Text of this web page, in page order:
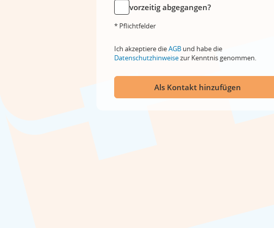
vorzeitig abgegangen?
* Pflichtfelder
Ich akzeptiere dieAGB und habe die
Datenschutzhinweisezur Kenntnis genommen.
Als Kontakt hinzufügen